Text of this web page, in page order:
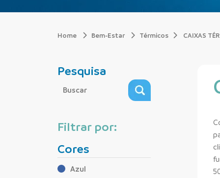
Home Bem-Estar Térmicos CAIXAS
Pesquisa
Filtrar por:
Cores
Azul